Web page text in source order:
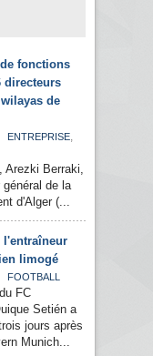
fonctions
directeurs
de
ENTREPRISE,
Arezki Berraki,
de la
d'Alger (...
l'entraîneur
limogé
FOOTBALL
FC
Setién a
jours après
Munich...